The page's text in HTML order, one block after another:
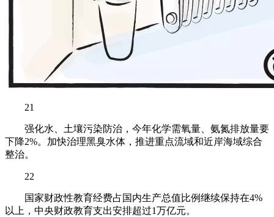
21
强化水、土壤污染防治，今年化学需氧量、氨氮排放量要
下降2%。加快治理黑臭水体，推进重点流域和近岸海域综合
整治。
22
国家财政性教育经费占国内生产总值比例继续保持在4%
以上，中央财政教育支出安排超过1万亿元。